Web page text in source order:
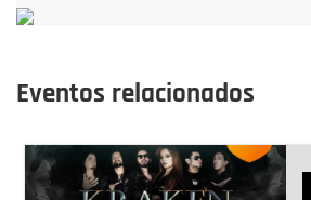
Eventos relacionados